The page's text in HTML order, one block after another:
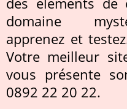
domaine
apprenez et
Votre meilleur
vous présente
0892 22 20 22.